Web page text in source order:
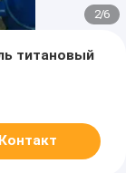
2/6
титановый
Контакт